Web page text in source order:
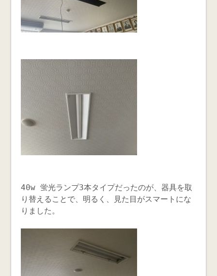
40w 蛍光ランプ3本タイプだったのが、器具を取
り替えることで、明るく、見た目がスマートにな
りました。